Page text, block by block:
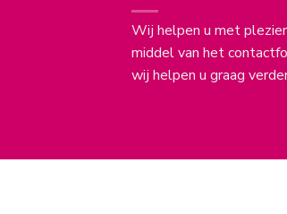
Wij helpen u met
middel van het
wij helpen u graag